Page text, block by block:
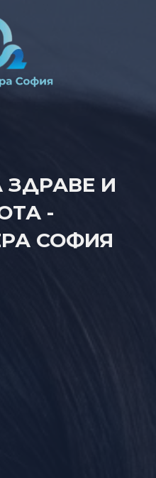
ЗДРАВЕ И
-
СОФИЯ